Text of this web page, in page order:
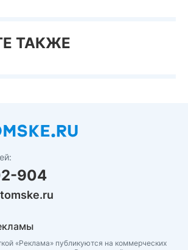
ТАКЖЕ
904
«Реклама» публикуются на коммерческих